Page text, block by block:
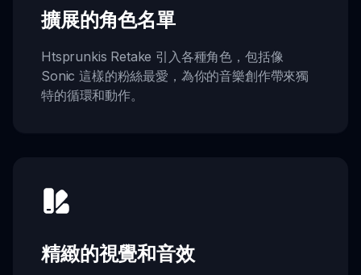
擴展的角色名單
Htsprunkis Retake 引入各種角色，包括像
Sonic 這樣的粉絲最愛，為你的音樂創作帶來獨
特的循環和動作。
精緻的視覺和音效